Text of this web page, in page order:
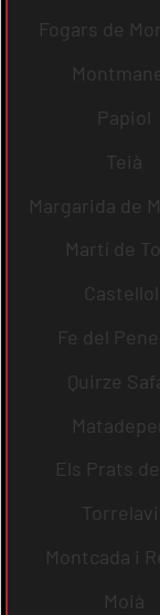
Fogars de
Papiol
Teià
Margarida de
Martí de
Fe del
Quirze
Els Prats
Montcada i
Moià